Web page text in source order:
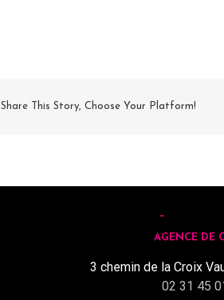
Share This Story, Choose Your Platform!
AGENCE DE
3 chemin de la Croix
02 31 45